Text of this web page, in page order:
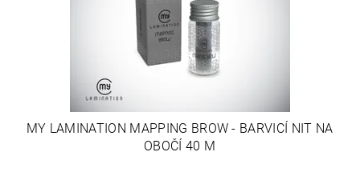
MY LAMINATION MAPPING BROW - BARVICÍ NIT NA
OBOČÍ 40 M